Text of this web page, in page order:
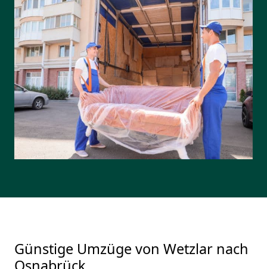
Günstige Umzüge von Wetzlar nach